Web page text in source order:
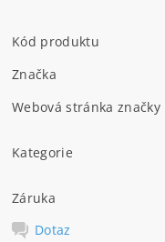
Kód produktu
Značka
Webová stránka značky
Kategorie
Záruka
Dotaz